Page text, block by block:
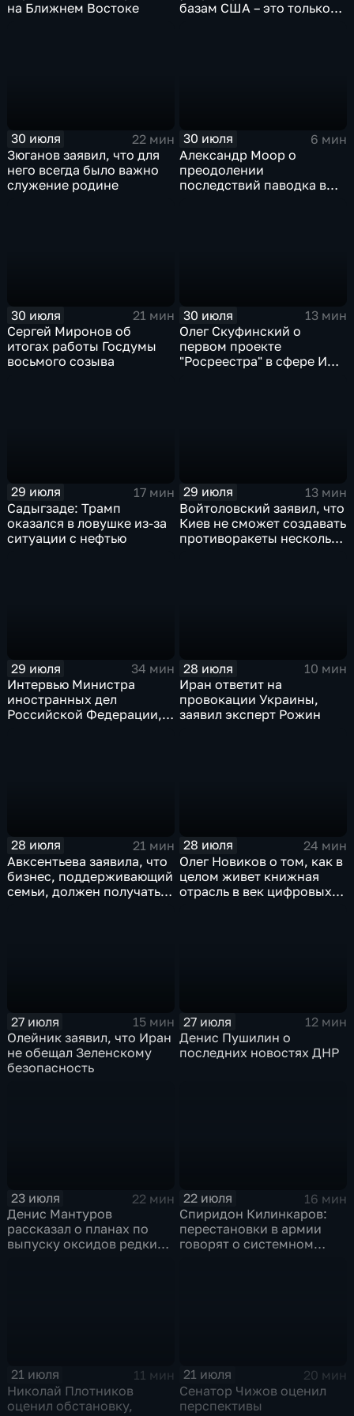
на Ближнем Востоке
базам США – это только
30 июля
22 мин
Зюганов заявил, что для
него всегда было важно
служение родине
30 июля
6 мин
Александр Моор о
преодолении
последствий паводка в
30 июля
21 мин
Сергей Миронов об
итогах работы Госдумы
восьмого созыва
30 июля
13 мин
Олег Скуфинский о
первом проекте
"Росреестра" в сфере ИИ
29 июля
17 мин
Садыгзаде: Трамп
оказался в ловушке из-за
ситуации с нефтью
29 июля
13 мин
Войтоловский заявил, что
Киев не сможет создавать
противоракеты несколько
29 июля
34 мин
Интервью Министра
иностранных дел
Российской Федерации,
28 июля
10 мин
Иран ответит на
провокации Украины,
заявил эксперт Рожин
28 июля
21 мин
Авксентьева заявила, что
бизнес, поддерживающий
семьи, должен получать
28 июля
24 мин
Олег Новиков о том, как в
целом живет книжная
отрасль в век цифровых
27 июля
15 мин
Олейник заявил, что Иран
не обещал Зеленскому
безопасность
27 июля
12 мин
Денис Пушилин о
последних новостях ДНР
23 июля
22 мин
Денис Мантуров
рассказал о планах по
выпуску оксидов редких
22 июля
16 мин
Спиридон Килинкаров:
перестановки в армии
говорят о системном
21 июля
11 мин
Николай Плотников
оценил обстановку,
21 июля
20 мин
Сенатор Чижов оценил
перспективы